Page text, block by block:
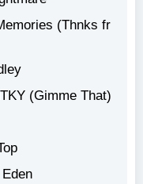
(Thnks fr
(Gimme That)